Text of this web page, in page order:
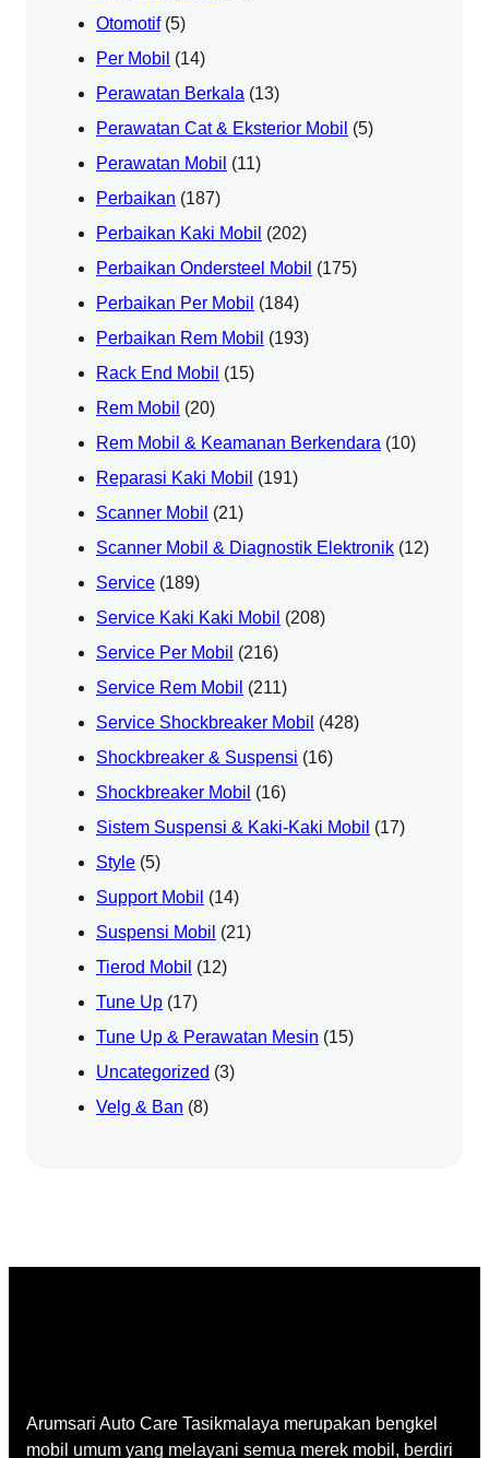
Otomotif(5)
Per Mobil (14)
Perawatan Berkala (13)
Perawatan Cat & Eksterior Mobil (5)
Perawatan Mobil (11)
Perbaikan (187)
Perbaikan Kaki Mobil (202)
Perbaikan Ondersteel Mobil (175)
Perbaikan Per Mobil (184)
Perbaikan Rem Mobil (193)
Rack End Mobil (15)
Rem Mobil (20)
Rem Mobil & Keamanan Berkendara (10)
Reparasi Kaki Mobil (191)
Scanner Mobil (21)
Scanner Mobil & Diagnostik Elektronik (12)
Service (189)
Service Kaki Kaki Mobil (208)
Service Per Mobil (216)
Service Rem Mobil (211)
Service Shockbreaker Mobil (428)
Shockbreaker & Suspensi (16)
Shockbreaker Mobil (16)
Sistem Suspensi & Kaki-Kaki Mobil (17)
Style (5)
Support Mobil (14)
Suspensi Mobil (21)
Tierod Mobil (12)
Tune Up (17)
Tune Up & Perawatan Mesin (15)
Uncategorized (3)
Velg & Ban (8)
Arumsari Auto Care Tasikmalaya merupakan bengkel
mobil umum yang melayani semua merek mobil, berdiri